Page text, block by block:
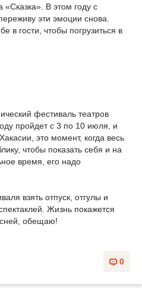
«Сказка». В этом году с
эти эмоции снова.
в гости, чтобы погрузиться в
фестиваль театров
пройдет с 3 по 10 июля, и
это момент, когда весь
чтобы показать себя и на
время, его надо
взять отпуск, отгулы и
Жизнь покажется
обещаю!
0